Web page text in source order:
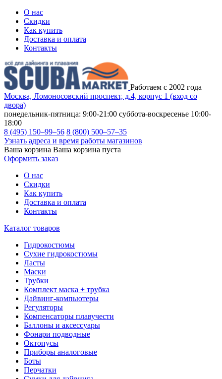
О нас
Скидки
Как купить
Доставка и оплата
Контакты
Работаем с 2002 года
Москва, Ломоносовский проспект, д.4, корпус 1 (вход со
двора)
понедельник-пятница: 9:00-21:00 суббота-воскресенье 10:00-
18:00
8 (495) 150–99–56 8 (800) 500–57–35
Узнать адреса и время работы магазинов
Ваша корзина Ваша корзина пуста
Оформить заказ
О нас
Скидки
Как купить
Доставка и оплата
Контакты
Каталог товаров
Гидрокостюмы
Сухие гидрокостюмы
Ласты
Маски
Трубки
Комплект маска + трубка
Дайвинг-компьютеры
Регуляторы
Компенсаторы плавучести
Баллоны и аксессуары
Фонари подводные
Октопусы
Приборы аналоговые
Боты
Перчатки